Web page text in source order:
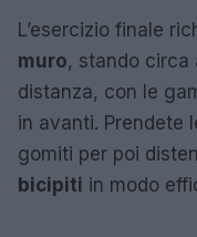
L’esercizio finale
muro, stando circa
distanza, con le
in avanti. Prendete
gomiti per poi
bicipiti in modo